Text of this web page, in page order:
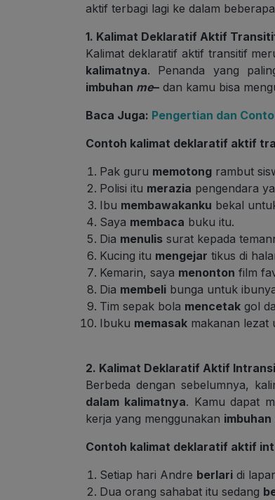
aktif terbagi lagi ke dalam
1. Kalimat Deklaratif Aktif
Kalimat deklaratif aktif transitif
kalimatnya. Penanda yang
imbuhan me– dan kamu bisa
Baca Juga: Pengertian dan
Contoh kalimat deklaratif aktif
Pak guru memotong rambut
Polisi itu merazia pengendara
Ibu membawakanku bekal
Saya membaca buku itu.
Dia menulis surat kepada
Kucing itu mengejar tikus di
Kemarin, saya menonton film
Dia membeli bunga untuk
Tim sepak bola mencetak gol
Ibuku memasak makanan lezat
2. Kalimat Deklaratif Aktif
Berbeda dengan sebelumnya,
dalam kalimatnya. Kamu dapat
kerja yang menggunakan imbuhan
Contoh kalimat deklaratif aktif
Setiap hari Andre berlari di
Dua orang sahabat itu sedang